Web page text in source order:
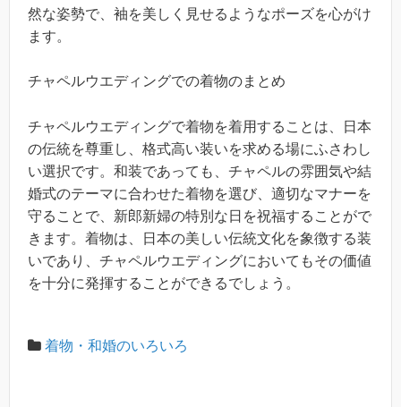
然な姿勢で、袖を美しく見せるようなポーズを心がけ
ます。
チャペルウエディングでの着物のまとめ
チャペルウエディングで着物を着用することは、日本
の伝統を尊重し、格式高い装いを求める場にふさわし
い選択です。和装であっても、チャペルの雰囲気や結
婚式のテーマに合わせた着物を選び、適切なマナーを
守ることで、新郎新婦の特別な日を祝福することがで
きます。着物は、日本の美しい伝統文化を象徴する装
いであり、チャペルウエディングにおいてもその価値
を十分に発揮することができるでしょう。
着物・和婚のいろいろ